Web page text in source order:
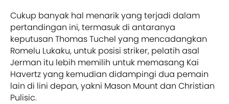
Cukup banyak hal menarik yang terjadi dalam
pertandingan ini, termasuk di antaranya
keputusan Thomas Tuchel yang mencadangkan
Romelu Lukaku, untuk posisi striker, pelatih asal
Jerman itu lebih memilih untuk memasang Kai
Havertz yang kemudian didampingi dua pemain
lain di lini depan, yakni Mason Mount dan Christian
Pulisic.